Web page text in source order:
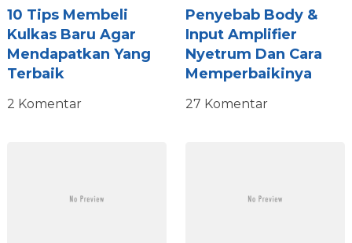
10 Tips Membeli
Kulkas Baru Agar
Mendapatkan Yang
Terbaik
2 Komentar
Penyebab Body &
Input Amplifier
Nyetrum Dan Cara
Memperbaikinya
27 Komentar